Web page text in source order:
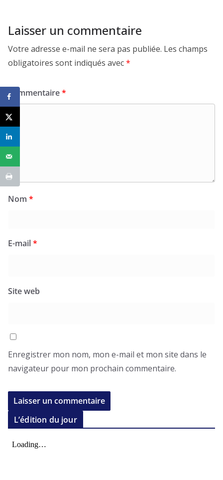
Laisser un commentaire
Votre adresse e-mail ne sera pas publiée. Les champs
obligatoires sont indiqués avec*
Commentaire*
Nom *
E-mail*
Site web
Enregistrer mon nom, mon e-mail et mon site dans le
navigateur pour mon prochain commentaire.
L’édition du jour